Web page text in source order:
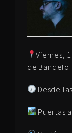
Viernes,
de Bandelo
Desde
Puertas